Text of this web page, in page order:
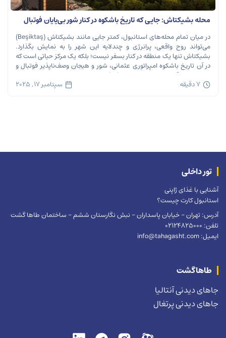
محله بشیکتاش: جایی که تاریخ باشکوه در کنار شور بی‌پایان فوتبال
نفس می‌کشد
در میان تمام محله‌های استانبول، کمتر جایی مانند بشیکتاش (Beşiktaş)
می‌تواند روح واقعی، پرانرژی و چندلایه این شهر را به نمایش بگذارد.
بشیکتاش تنها یک منطقه در کنار بسفر نیست؛ بلکه یک مرکز حیاتی است که
در آن تاریخ باشکوه امپراتوری عثمانی، شور و هیجان وصف‌ناپذیر فوتبال و
ریتم تند زندگی مدرن شهری در هم […]
7 دقیقه سپتامبر 17, 2025
طاهاگشت
جاهای دیدنی آنتالیا
جاهای دیدنی پرتغال
تور داخلی
آشنایی با غذای ژاپنی
استانبول کارت چیست؟
آدرس: تهران – خیابان پاسداران – نبش نگارستان ششم – ساختمان طاها گشت
تلفن: 02124825000
ایمیل: info@tahagasht.com